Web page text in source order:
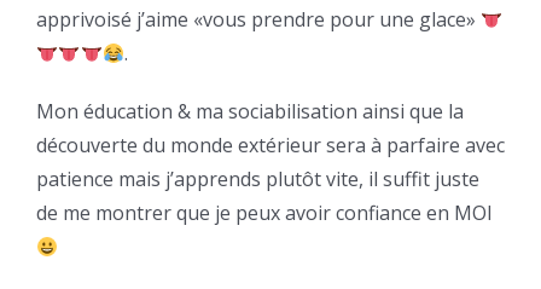
apprivoisé j’aime «vous prendre pour une glace»
.
Mon éducation & ma sociabilisation ainsi que la
découverte du monde extérieur sera à parfaire avec
patience mais j’apprends plutôt vite, il suffit juste
de me montrer que je peux avoir confiance en MOI